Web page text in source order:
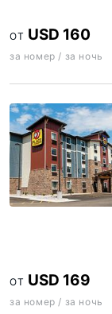
ОТ USD 160
за номер / за ночь
ОТ USD 169
за номер / за ночь